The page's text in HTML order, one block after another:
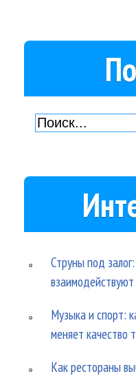
Струны под
Музыка и спорт:
меняет качество
Как рестораны